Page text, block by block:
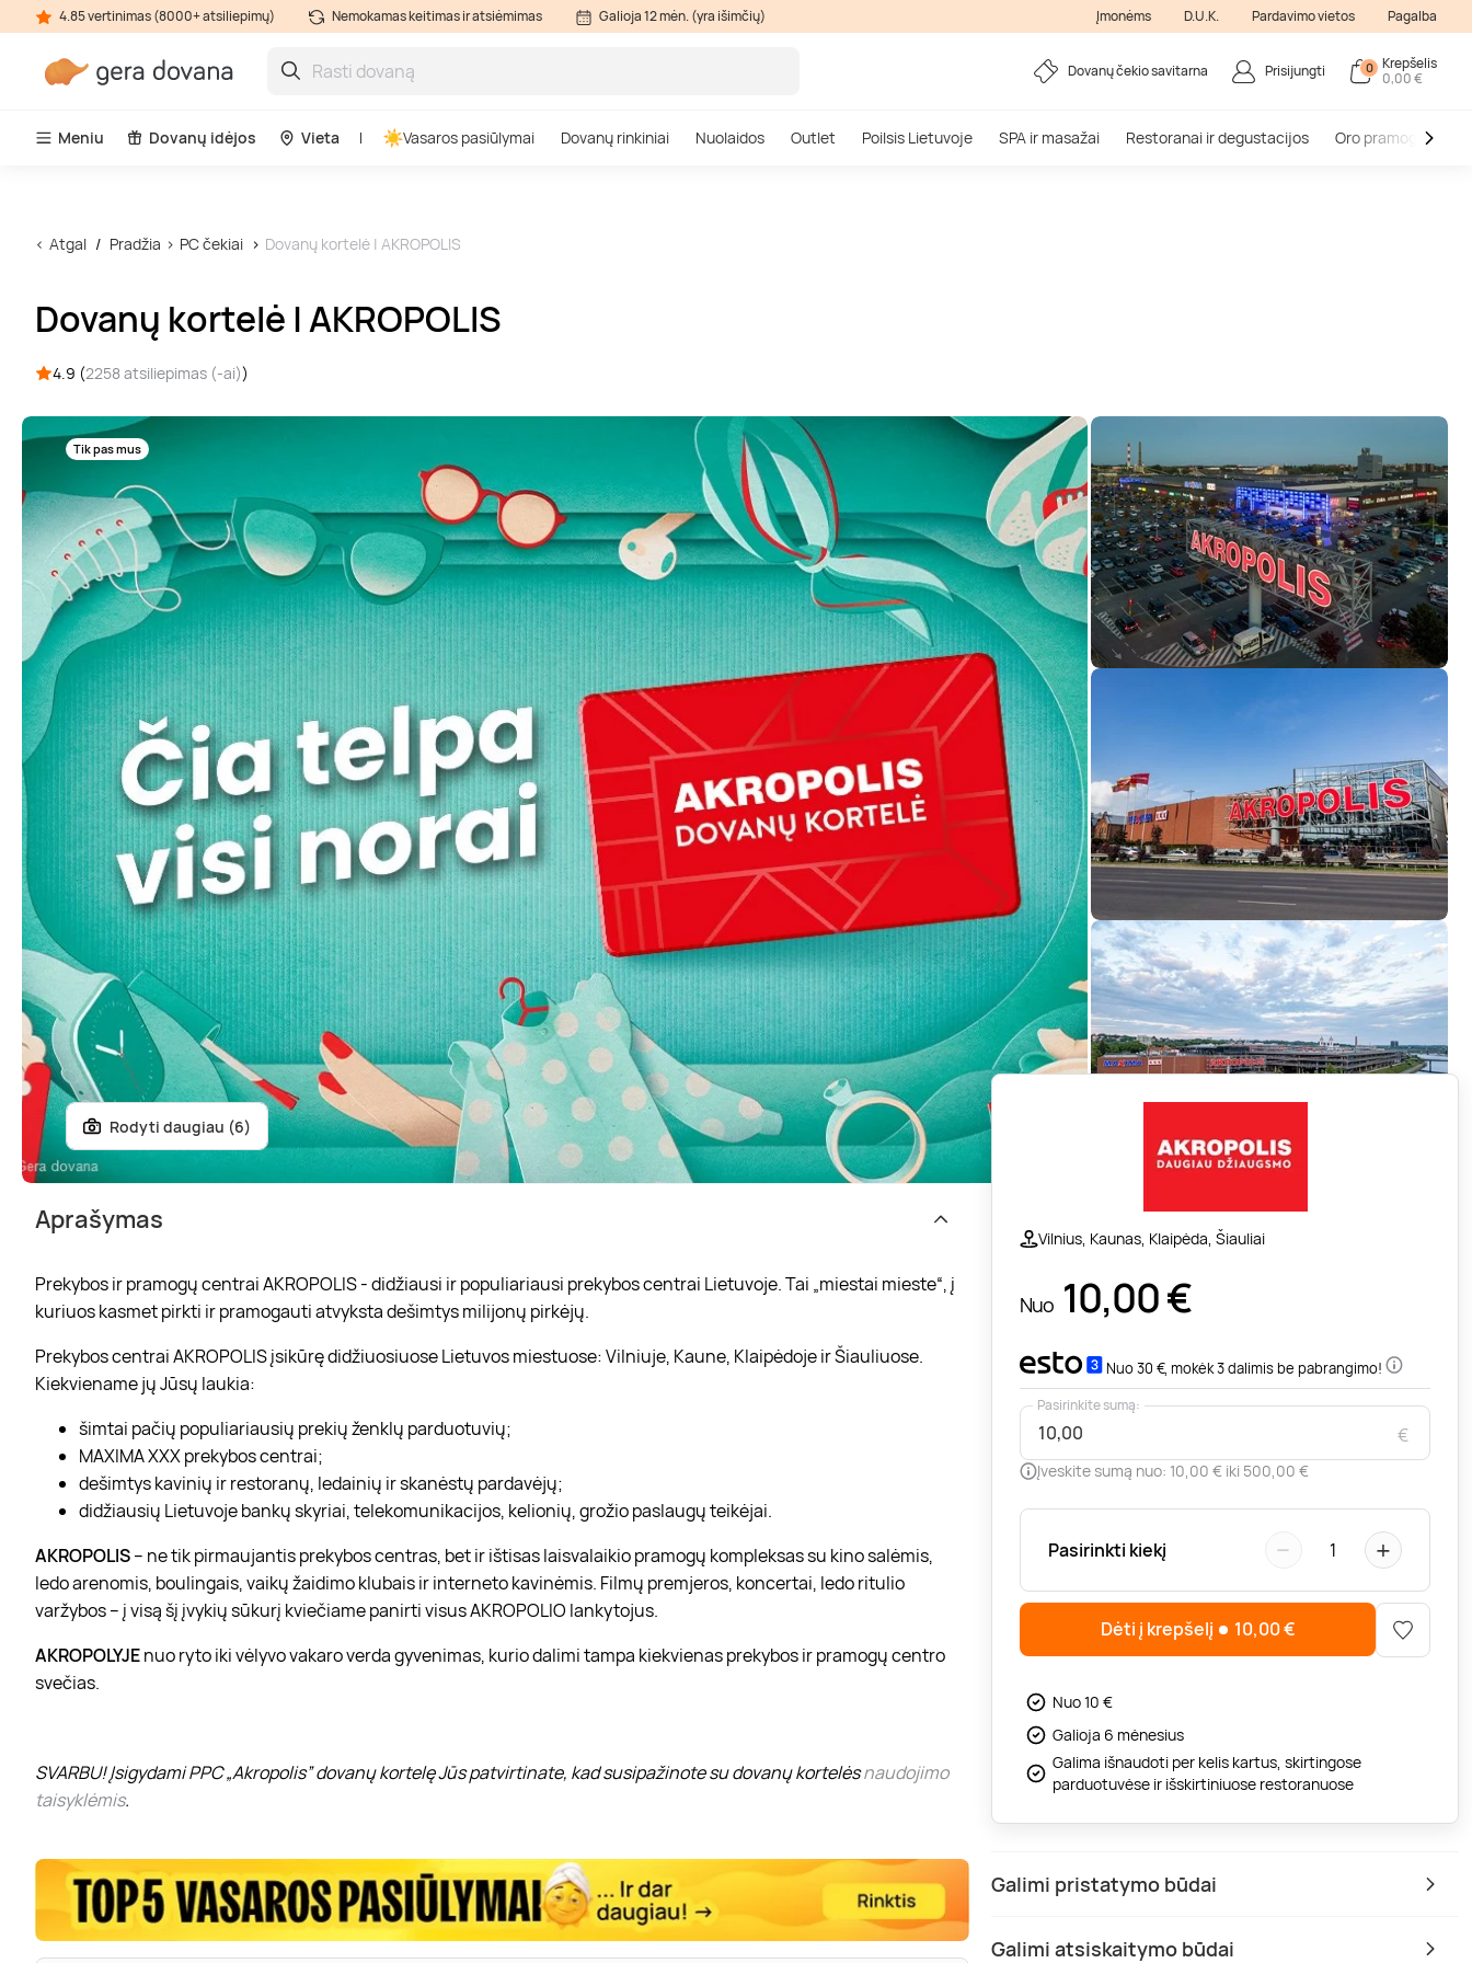
4.85 vertinimas (8000+ atsiliepimų) Nemokamas keitimas ir atsiėmimas Galioja 12 mėn. (yra išimčių) Įmonėms D.U.K. Pardavimo vietos Pagalba
Dovanų čekio savitarna Prisijungti 0 Krepšelis
0,00 €
Meniu Dovanų idėjos Vieta Vasaros pasiūlymai Dovanų rinkiniai Nuolaidos Outlet Poilsis Lietuvoje SPA ir masažai Restoranai ir degustacijos Oro pramogos
Atgal Pradžia PC čekiai Dovanų kortelė | AKROPOLIS
Dovanų kortelė | AKROPOLIS
4.9 (2258 atsiliepimas (-ai))
Tik pas mus
Rodyti daugiau (6)
Vilnius, Kaunas, Klaipėda, Šiauliai
Nuo 10,00€
Nuo 30 €, mokėk 3 dalimis be pabrangimo!
€
Pasirinkite sumą:
Įveskite sumą nuo: 10,00 € iki 500,00 €
Pasirinkti kiekį − 1 +
Dėti į krepšelį 10,00€
Nuo 10 €
Galioja 6 mėnesius
Galima išnaudoti per kelis kartus, skirtingose
parduotuvėse ir išskirtiniuose restoranuose
Galimi pristatymo būdai
Galimi atsiskaitymo būdai
Aprašymas
Prekybos ir pramogų centrai AKROPOLIS - didžiausi ir populiariausi prekybos centrai Lietuvoje. Tai „miestai mieste“, į
kuriuos kasmet pirkti ir pramogauti atvyksta dešimtys milijonų pirkėjų.
Prekybos centrai AKROPOLIS įsikūrę didžiuosiuose Lietuvos miestuose: Vilniuje, Kaune, Klaipėdoje ir Šiauliuose.
Kiekviename jų Jūsų laukia:
šimtai pačių populiariausių prekių ženklų parduotuvių;
MAXIMA XXX prekybos centrai;
dešimtys kavinių ir restoranų, ledainių ir skanėstų pardavėjų;
didžiausių Lietuvoje bankų skyriai, telekomunikacijos, kelionių, grožio paslaugų teikėjai.
AKROPOLIS– ne tik pirmaujantis prekybos centras, bet ir ištisas laisvalaikio pramogų kompleksas su kino salėmis,
ledo arenomis, boulingais, vaikų žaidimo klubais ir interneto kavinėmis. Filmų premjeros, koncertai, ledo ritulio
varžybos – į visą šį įvykių sūkurį kviečiame panirti visus AKROPOLIO lankytojus.
AKROPOLYJEnuo ryto iki vėlyvo vakaro verda gyvenimas, kurio dalimi tampa kiekvienas prekybos ir pramogų centro
svečias.
SVARBU! Įsigydami PPC „Akropolis” dovanų kortelę Jūs patvirtinate, kad susipažinote su dovanų kortelėsnaudojimo
taisyklėmis.